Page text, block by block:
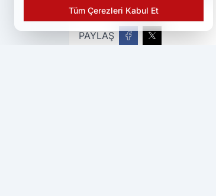
PAYLAŞ
Tüm Çerezleri Kabul Et